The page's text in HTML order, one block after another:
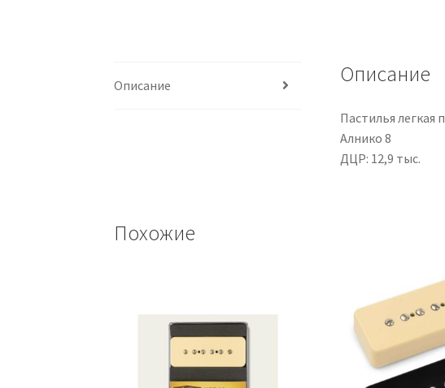
Spaced
Описание Описание
Пастилья легкая
Алнико 8
ДЦР: 12,9 тыс.
Похожие